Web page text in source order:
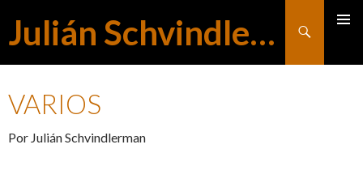
Julián Schvindlerman
Buscar
VARIOS
Por Julián Schvindlerman